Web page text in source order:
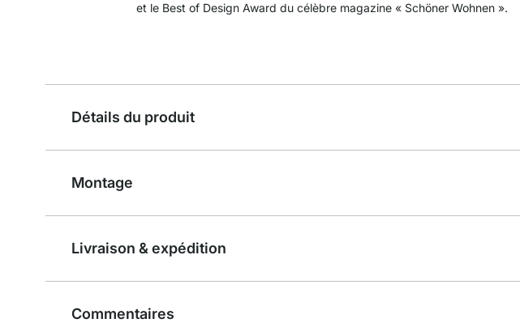
et le Best of Design Award du célèbre magazine « Schöner Wohnen ».
Détails du produit
Montage
Livraison & expédition
Commentaires